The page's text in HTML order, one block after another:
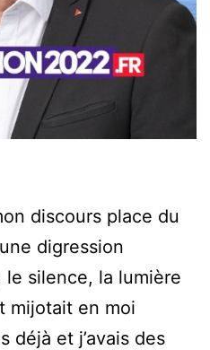
discours place du
digression
silence, la lumière
mijotait en moi
déjà et j’avais des